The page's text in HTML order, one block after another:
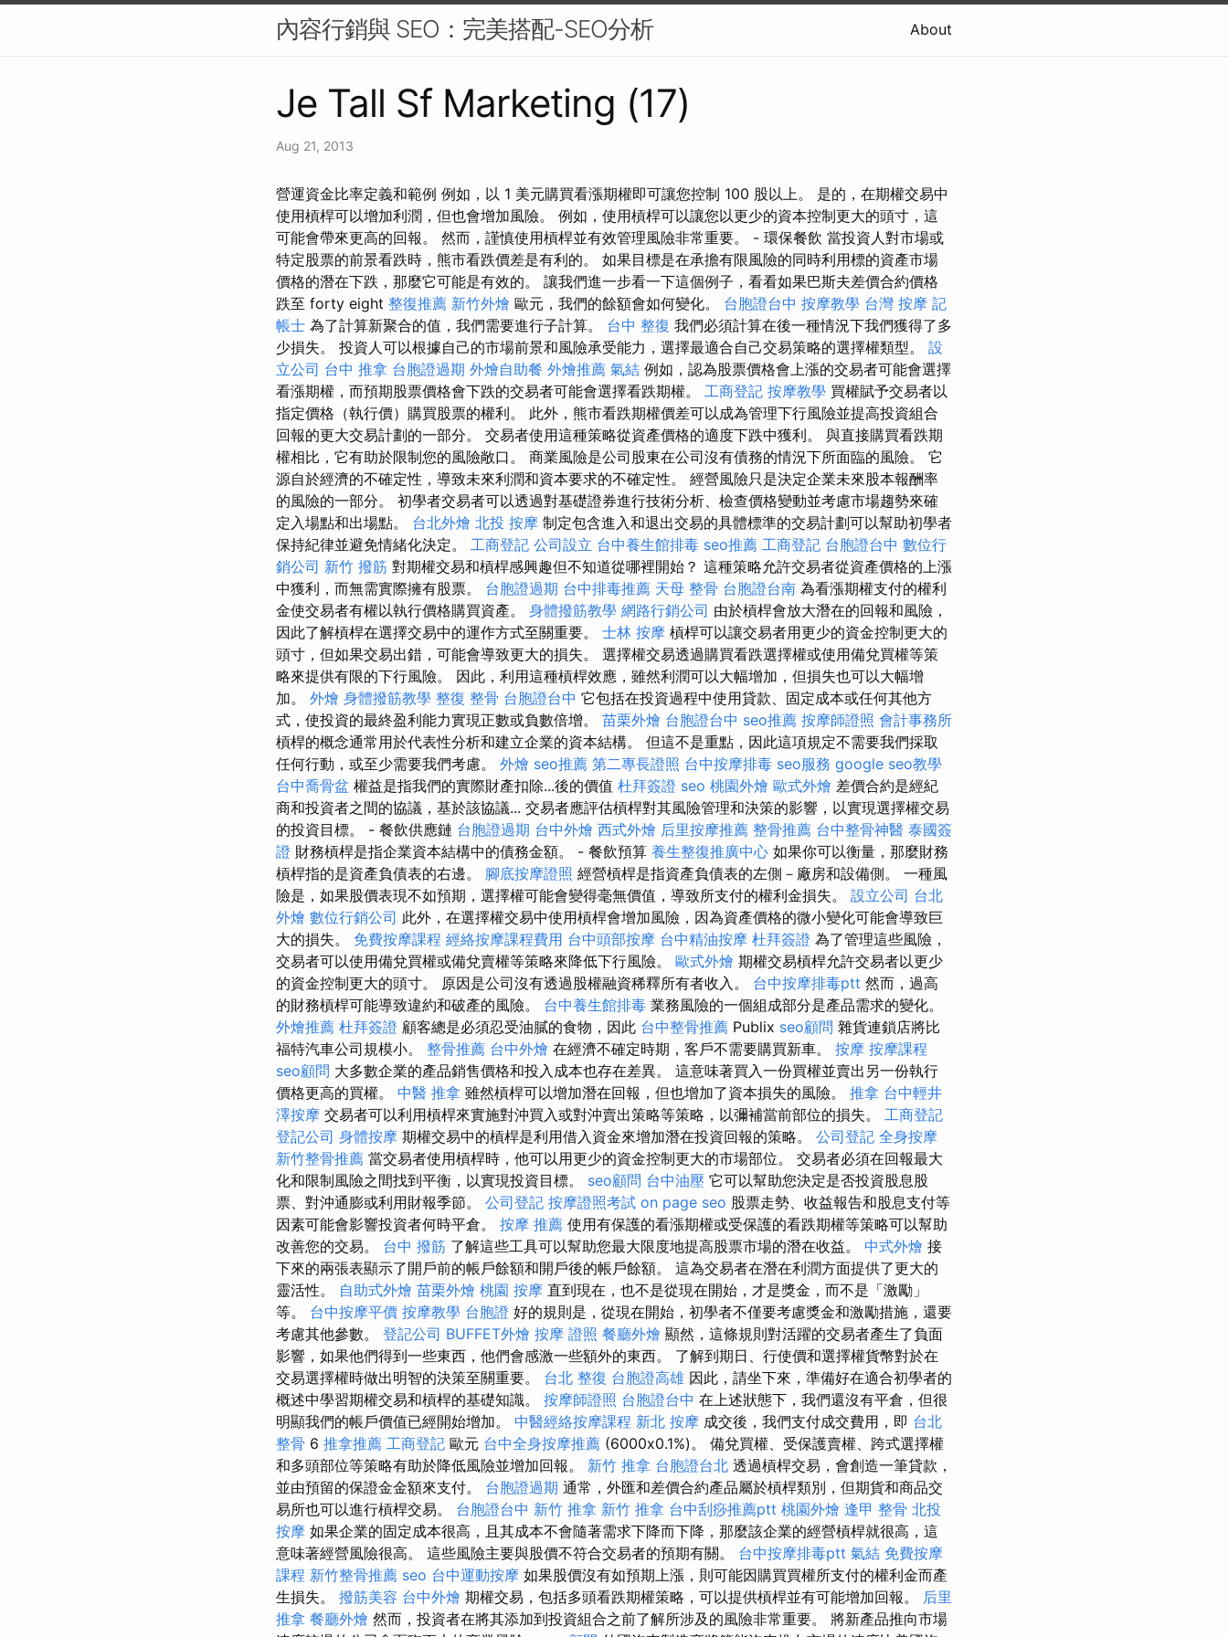
內容行銷與 SEO：完美搭配-SEO分析 About
Je Tall Sf Marketing (17)
Aug 21, 2013
營運資金比率定義和範例 例如，以 1 美元購買看漲期權即可讓您控制 100 股以上。 是的，在期權交易中
使用槓桿可以增加利潤，但也會增加風險。 例如，使用槓桿可以讓您以更少的資本控制更大的頭寸，這
可能會帶來更高的回報。 然而，謹慎使用槓桿並有效管理風險非常重要。 - 環保餐飲 當投資人對市場或
特定股票的前景看跌時，熊市看跌價差是有利的。 如果目標是在承擔有限風險的同時利用標的資產市場
價格的潛在下跌，那麼它可能是有效的。 讓我們進一步看一下這個例子，看看如果巴斯夫差價合約價格
跌至 forty eight 整復推薦 新竹外燴 歐元，我們的餘額會如何變化。 台胞證台中 按摩教學 台灣 按摩 記
帳士 為了計算新聚合的值，我們需要進行子計算。 台中 整復 我們必須計算在後一種情況下我們獲得了多
少損失。 投資人可以根據自己的市場前景和風險承受能力，選擇最適合自己交易策略的選擇權類型。 設
立公司 台中 推拿 台胞證過期 外燴自助餐 外燴推薦 氣結 例如，認為股票價格會上漲的交易者可能會選擇
看漲期權，而預期股票價格會下跌的交易者可能會選擇看跌期權。 工商登記 按摩教學 買權賦予交易者以
指定價格（執行價）購買股票的權利。 此外，熊市看跌期權價差可以成為管理下行風險並提高投資組合
回報的更大交易計劃的一部分。 交易者使用這種策略從資產價格的適度下跌中獲利。 與直接購買看跌期
權相比，它有助於限制您的風險敞口。 商業風險是公司股東在公司沒有債務的情況下所面臨的風險。 它
源自於經濟的不確定性，導致未來利潤和資本要求的不確定性。 經營風險只是決定企業未來股本報酬率
的風險的一部分。 初學者交易者可以透過對基礎證券進行技術分析、檢查價格變動並考慮市場趨勢來確
定入場點和出場點。 台北外燴 北投 按摩 制定包含進入和退出交易的具體標準的交易計劃可以幫助初學者
保持紀律並避免情緒化決定。 工商登記 公司設立 台中養生館排毒 seo推薦 工商登記 台胞證台中 數位行
銷公司 新竹 撥筋 對期權交易和槓桿感興趣但不知道從哪裡開始？ 這種策略允許交易者從資產價格的上漲
中獲利，而無需實際擁有股票。 台胞證過期 台中排毒推薦 天母 整骨 台胞證台南 為看漲期權支付的權利
金使交易者有權以執行價格購買資產。 身體撥筋教學 網路行銷公司 由於槓桿會放大潛在的回報和風險，
因此了解槓桿在選擇交易中的運作方式至關重要。 士林 按摩 槓桿可以讓交易者用更少的資金控制更大的
頭寸，但如果交易出錯，可能會導致更大的損失。 選擇權交易透過購買看跌選擇權或使用備兌買權等策
略來提供有限的下行風險。 因此，利用這種槓桿效應，雖然利潤可以大幅增加，但損失也可以大幅增
加。 外燴 身體撥筋教學 整復 整骨 台胞證台中 它包括在投資過程中使用貸款、固定成本或任何其他方
式，使投資的最終盈利能力實現正數或負數倍增。 苗栗外燴 台胞證台中 seo推薦 按摩師證照 會計事務所
槓桿的概念通常用於代表性分析和建立企業的資本結構。 但這不是重點，因此這項規定不需要我們採取
任何行動，或至少需要我們考慮。 外燴 seo推薦 第二專長證照 台中按摩排毒 seo服務 google seo教學
台中喬骨盆 權益是指我們的實際財產扣除...後的價值 杜拜簽證 seo 桃園外燴 歐式外燴 差價合約是經紀
商和投資者之間的協議，基於該協議... 交易者應評估槓桿對其風險管理和決策的影響，以實現選擇權交易
的投資目標。 - 餐飲供應鏈 台胞證過期 台中外燴 西式外燴 后里按摩推薦 整骨推薦 台中整骨神醫 泰國簽
證 財務槓桿是指企業資本結構中的債務金額。 - 餐飲預算 養生整復推廣中心 如果你可以衡量，那麼財務
槓桿指的是資產負債表的右邊。 腳底按摩證照 經營槓桿是指資產負債表的左側－廠房和設備側。 一種風
險是，如果股價表現不如預期，選擇權可能會變得毫無價值，導致所支付的權利金損失。 設立公司 台北
外燴 數位行銷公司 此外，在選擇權交易中使用槓桿會增加風險，因為資產價格的微小變化可能會導致巨
大的損失。 免費按摩課程 經絡按摩課程費用 台中頭部按摩 台中精油按摩 杜拜簽證 為了管理這些風險，
交易者可以使用備兌買權或備兌賣權等策略來降低下行風險。 歐式外燴 期權交易槓桿允許交易者以更少
的資金控制更大的頭寸。 原因是公司沒有透過股權融資稀釋所有者收入。 台中按摩排毒ptt 然而，過高
的財務槓桿可能導致違約和破產的風險。 台中養生館排毒 業務風險的一個組成部分是產品需求的變化。
外燴推薦 杜拜簽證 顧客總是必須忍受油膩的食物，因此 台中整骨推薦 Publix seo顧問 雜貨連鎖店將比
福特汽車公司規模小。 整骨推薦 台中外燴 在經濟不確定時期，客戶不需要購買新車。 按摩 按摩課程
seo顧問 大多數企業的產品銷售價格和投入成本也存在差異。 這意味著買入一份買權並賣出另一份執行
價格更高的買權。 中醫 推拿 雖然槓桿可以增加潛在回報，但也增加了資本損失的風險。 推拿 台中輕井
澤按摩 交易者可以利用槓桿來實施對沖買入或對沖賣出策略等策略，以彌補當前部位的損失。 工商登記
登記公司 身體按摩 期權交易中的槓桿是利用借入資金來增加潛在投資回報的策略。 公司登記 全身按摩
新竹整骨推薦 當交易者使用槓桿時，他可以用更少的資金控制更大的市場部位。 交易者必須在回報最大
化和限制風險之間找到平衡，以實現投資目標。 seo顧問 台中油壓 它可以幫助您決定是否投資股息股
票、對沖通膨或利用財報季節。 公司登記 按摩證照考試 on page seo 股票走勢、收益報告和股息支付等
因素可能會影響投資者何時平倉。 按摩 推薦 使用有保護的看漲期權或受保護的看跌期權等策略可以幫助
改善您的交易。 台中 撥筋 了解這些工具可以幫助您最大限度地提高股票市場的潛在收益。 中式外燴 接
下來的兩張表顯示了開戶前的帳戶餘額和開戶後的帳戶餘額。 這為交易者在潛在利潤方面提供了更大的
靈活性。 自助式外燴 苗栗外燴 桃園 按摩 直到現在，也不是從現在開始，才是獎金，而不是「激勵」
等。 台中按摩平價 按摩教學 台胞證 好的規則是，從現在開始，初學者不僅要考慮獎金和激勵措施，還要
考慮其他參數。 登記公司 BUFFET外燴 按摩 證照 餐廳外燴 顯然，這條規則對活躍的交易者產生了負面
影響，如果他們得到一些東西，他們會感激一些額外的東西。 了解到期日、行使價和選擇權貨幣對於在
交易選擇權時做出明智的決策至關重要。 台北 整復 台胞證高雄 因此，請坐下來，準備好在適合初學者的
概述中學習期權交易和槓桿的基礎知識。 按摩師證照 台胞證台中 在上述狀態下，我們還沒有平倉，但很
明顯我們的帳戶價值已經開始增加。 中醫經絡按摩課程 新北 按摩 成交後，我們支付成交費用，即 台北
整骨 6 推拿推薦 工商登記 歐元 台中全身按摩推薦 (6000x0.1%)。 備兌買權、受保護賣權、跨式選擇權
和多頭部位等策略有助於降低風險並增加回報。 新竹 推拿 台胞證台北 透過槓桿交易，會創造一筆貸款，
並由預留的保證金金額來支付。 台胞證過期 通常，外匯和差價合約產品屬於槓桿類別，但期貨和商品交
易所也可以進行槓桿交易。 台胞證台中 新竹 推拿 新竹 推拿 台中刮痧推薦ptt 桃園外燴 逢甲 整骨 北投
按摩 如果企業的固定成本很高，且其成本不會隨著需求下降而下降，那麼該企業的經營槓桿就很高，這
意味著經營風險很高。 這些風險主要與股價不符合交易者的預期有關。 台中按摩排毒ptt 氣結 免費按摩
課程 新竹整骨推薦 seo 台中運動按摩 如果股價沒有如預期上漲，則可能因購買買權所支付的權利金而產
生損失。 撥筋美容 台中外燴 期權交易，包括多頭看跌期權策略，可以提供槓桿並有可能增加回報。 后里
推拿 餐廳外燴 然而，投資者在將其添加到投資組合之前了解所涉及的風險非常重要。 將新產品推向市場